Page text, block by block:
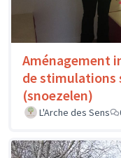
Aménagement
de stimulations
(snoezelen)
L'Arche des Sens